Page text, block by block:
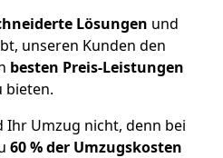
Lösungen und
unseren Kunden den
besten Preis-Leistungen
bieten.
Umzug nicht, denn bei
60 % der Umzugskosten